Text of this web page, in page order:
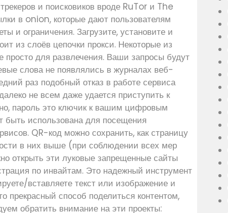
и поисковиков вроде RuTor и The
в onion, которые дают пользователям
и ограничения. Загрузите, установите и
из слоёв цепочки прокси. Некоторые из
просто для развлечения. Ваши запросы будут
слова не появлялись в журналах веб-
раз подобный отказ в работе сервиса
не всем даже удается приступить к
пароль это ключик к вашим цифровым
быть использована для посещения
QR-код можно сохранить, как страницу
в них выше (при соблюдении всех мер
открыть эти луковые запрещенные сайты
по инвайтам. Это надежный инструмент
вставляете текст или изображение и
прекрасный способ поделиться контентом,
обратить внимание на эти проекты: